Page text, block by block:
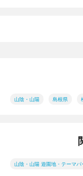
山陰・山陽 島根県
山陰・山陽 遊園地・テーマ